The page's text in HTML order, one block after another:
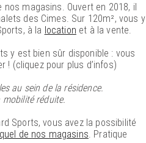
magasins. Ouvert en 2018, il
des Cimes. Sur 120m², vous y
à la location et à la vente.
y est bien sûr disponible : vous
! (cliquez pour plus d’infos)
au sein de la résidence.
réduite.
Sports, vous avez la possibilité
de nos magasins . Pratique